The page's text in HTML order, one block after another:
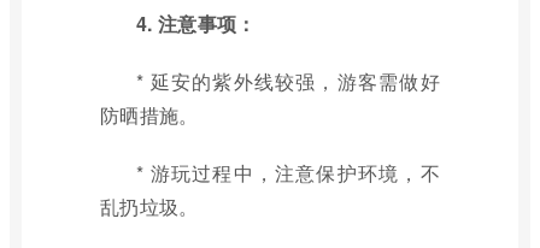
4. 注意事项：
* 延安的紫外线较强，游客需做好
防晒措施。
* 游玩过程中，注意保护环境，不
乱扔垃圾。